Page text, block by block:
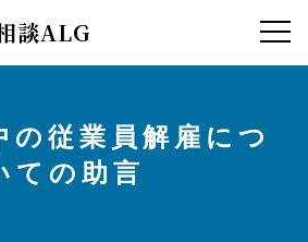
談ALG
の従業員解雇につ
ての助言